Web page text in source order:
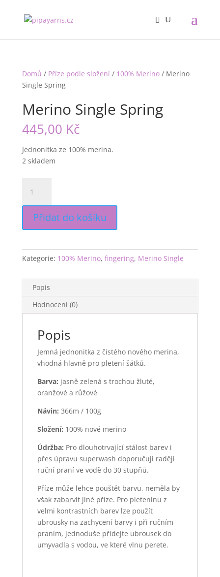
Domů / Příze podle složení/ 100% Merino/ Merino
Single Spring
Merino Single Spring
445,00 Kč
Jednonitka ze 100% merina.
2 skladem
Single
Spring
množství
Přidat do košíku
Kategorie: 100% Merino, fingering, Merino Single
Popis
Hodnocení (0)
Popis
Jemná jednonitka z čistého nového merina,
vhodná hlavně pro pletení šátků.
Barva: jasně zelená s trochou žluté,
oranžové a růžové
Návin: 366m / 100g
Složení: 100% nové merino
Údržba: Pro dlouhotrvající stálost barev i
přes úpravu superwash doporučuji raději
ruční praní ve vodě do 30 stupňů.
Příze může lehce pouštět barvu, neměla by
však zabarvit jiné příze. Pro pleteninu z
velmi kontrastních barev lze použít
ubrousky na zachycení barvy i při ručním
praním, jednoduše přidejte ubrousek do
umyvadla s vodou, ve které vlnu perete.